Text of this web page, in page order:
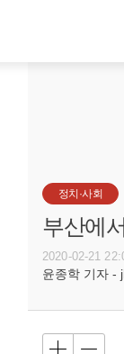
정치·사회
부산에
2020-02-21
윤종학 기자 -